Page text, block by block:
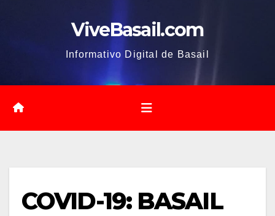
ViveBasail.com
Informativo Digital de Basail
COVID-19: BASAIL